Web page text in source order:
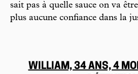
sait pas à quelle sauce on va
plus aucune confiance dans la
WILLIAM, 34 ANS, 4